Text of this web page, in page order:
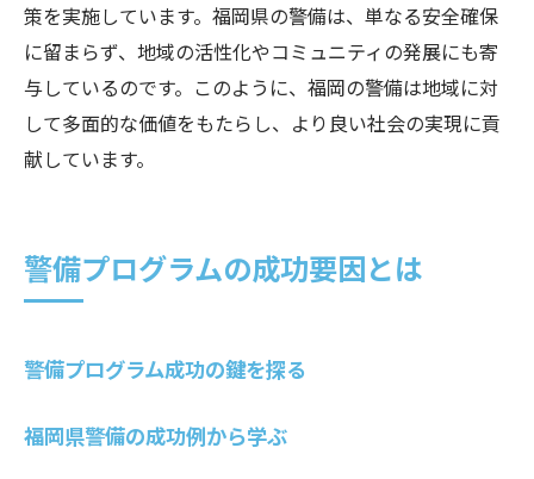
策を実施しています。福岡県の警備は、単なる安全確保
に留まらず、地域の活性化やコミュニティの発展にも寄
与しているのです。このように、福岡の警備は地域に対
して多面的な価値をもたらし、より良い社会の実現に貢
献しています。
警備プログラムの成功要因とは
警備プログラム成功の鍵を探る
福岡県警備の成功例から学ぶ